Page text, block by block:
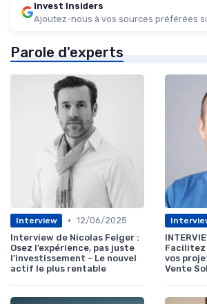
Invest Insiders
Ajoutez-nous à vos sources préférées
Parole d'experts
Interview • 12/06/2025
Interview de Nicolas Felger :
Osez l’expérience, pas juste
l’investissement - Le nouvel
actif le plus rentable
Facilitez
vos
Vente